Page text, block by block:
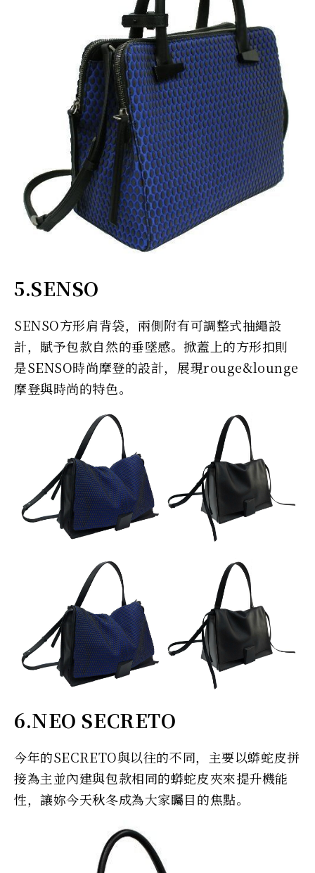
5.SENSO
SENSO方形肩背袋，兩側附有可調整式抽繩設
計，賦予包款自然的垂墜感。掀蓋上的方形扣則
是SENSO時尚摩登的設計，展現rouge&lounge
摩登與時尚的特色。
6.NEO SECRETO
今年的SECRETO與以往的不同，主要以蟒蛇皮拼
接為主並內建與包款相同的蟒蛇皮夾來提升機能
性，讓妳今天秋冬成為大家矚目的焦點。